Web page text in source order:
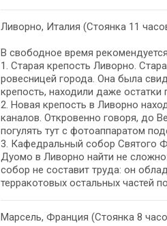
Ливорно, Италия (Стоянка 11
В свободное время
1. Старая крепость Ливорно.
ровесницей города. Она была
крепость, находили даже
2. Новая крепость в Ливорно
каналов. Откровенно говоря, до
погулять тут с фотоаппаратом
3. Кафедральный собор Святого
Дуомо в Ливорно найти не
собор не составит труда: он
терракотовых остальных частей
Марсель, Франция (Стоянка 8